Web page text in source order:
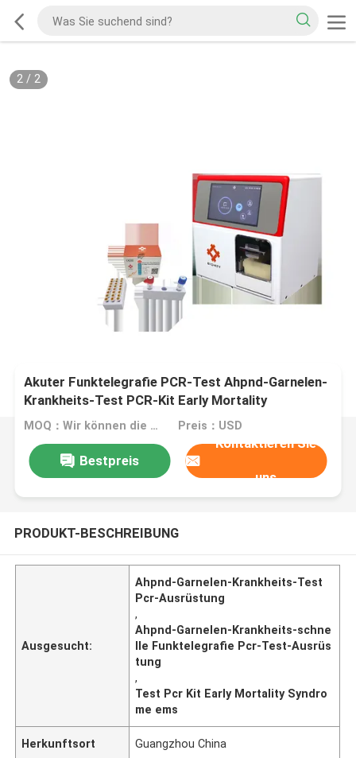
2/ 2
Akuter Funktelegrafie PCR-Test Ahpnd-Garnelen-
Krankheits-Test PCR-Kit Early Mortality
Syndrome Rapid
MOQ：Wir können die flüssigen und lyophilisierten Ausrüstungen produzieren Preis：USD
Bestpreis
Kontaktieren Sie
uns
PRODUKT-BESCHREIBUNG
Ausgesucht:
Ahpnd-Garnelen-Krankheits-Test
Pcr-Ausrüstung
,
Ahpnd-Garnelen-Krankheits-schne
lle Funktelegrafie Pcr-Test-Ausrüs
tung
,
Test Pcr Kit Early Mortality Syndro
me ems
Herkunftsort Guangzhou China